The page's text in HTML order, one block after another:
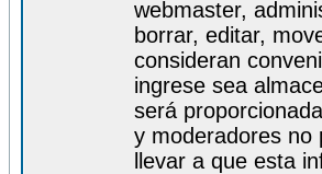
webmaster,
borrar, editar,
consideran
ingrese sea
será
y moderadores no
llevar a que esta